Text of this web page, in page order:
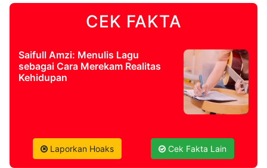
CEK FAKTA
Saifull Amzi: Menulis Lagu
sebagai Cara Merekam Realitas
Kehidupan
Laporkan Hoaks Cek Fakta Lain